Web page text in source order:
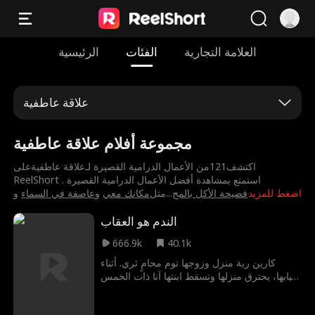
الرئيسية الفئات العلامة التجارية
علاقة عاطفية
مجموعة أفلام علاقة عاطفية
اضغط للمزيد
اكتشف121من الأعمال الدرامية القصيرة لـ⁨علاقة عاطفية⁩على
ReelShort . استمتع بمشاهدة أفضل الأعمال الدرامية القصيرة
مثل⁨مكانك معي⁩ و⁨عاصفة في السماء⁩ و ⁨فضيحة الأكل بالمج...
الندم هو العقاب
666.9k
40.1k
كارين ربة منزل وزوجها توم محامٍ ثري. أثناء
غيابها، يحترق منزلها وتسقط ابنتها آنا ذات الخمس